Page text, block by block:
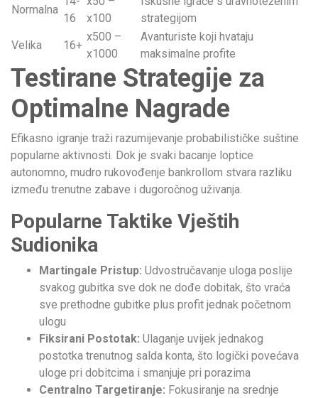
Normalna
16
x100
strategijom
Velika
16+
x500 –
x1000
Avanturiste koji hvataju
maksimalne profite
Testirane Strategije za
Optimalne Nagrade
Efikasno igranje traži razumijevanje probabilističke suštine
popularne aktivnosti. Dok je svaki bacanje loptice
autonomno, mudro rukovođenje bankrollom stvara razliku
između trenutne zabave i dugoročnog uživanja.
Popularne Taktike Vještih
Sudionika
Martingale Pristup: Udvostručavanje uloga poslije
svakog gubitka sve dok ne dođe dobitak, što vraća
sve prethodne gubitke plus profit jednak početnom
ulogu
Fiksirani Postotak: Ulaganje uvijek jednakog
postotka trenutnog salda konta, što logički povećava
uloge pri dobitcima i smanjuje pri porazima
Centralno Targetiranje: Fokusiranje na srednje